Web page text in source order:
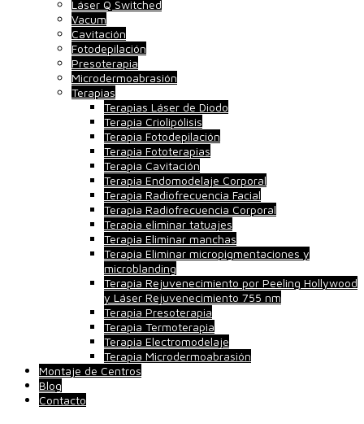
Láser Q Switched
Vacum
Cavitación
Fotodepilación
Presoterapia
Microdermoabrasión
Terapias
Terapias Láser de Diodo
Terapia Criolipólisis
Terapia Fotodepilación
Terapia Fototerapias
Terapia Cavitación
Terapia Endomodelaje Corporal
Terapia Radiofrecuencia Facial
Terapia Radiofrecuencia Corporal
Terapia eliminar tatuajes
Terapia Eliminar manchas
Terapia Eliminar micropigmentaciones y
microblanding
Terapia Rejuvenecimiento por Peeling Hollywood
y Láser Rejuvenecimiento 755 nm
Terapia Presoterapia
Terapia Termoterapia
Terapia Electromodelaje
Terapia Microdermoabrasión
Montaje de Centros
Blog
Contacto